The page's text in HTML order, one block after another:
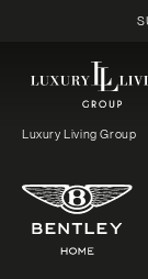
Luxury Living Group